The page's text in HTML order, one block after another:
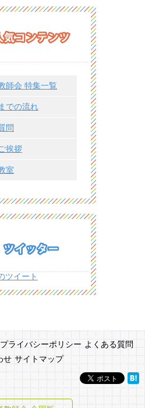
師会 特集一覧
での流れ
問
挨拶
室
ツイート
プライバシーポリシー よくある質問
せ サイトマップ